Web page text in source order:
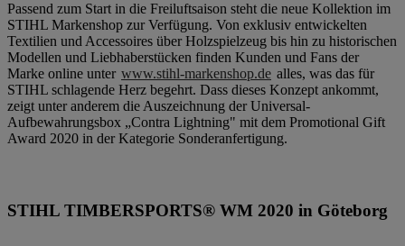
Passend zum Start in die Freiluftsaison steht die neue Kollektion im
STIHL Markenshop zur Verfügung. Von exklusiv entwickelten
Textilien und Accessoires über Holzspielzeug bis hin zu historischen
Modellen und Liebhaberstücken finden Kunden und Fans der
Marke online unter www.stihl-markenshop.de alles, was das für
STIHL schlagende Herz begehrt. Dass dieses Konzept ankommt,
zeigt unter anderem die Auszeichnung der Universal-
Aufbewahrungsbox „Contra Lightning" mit dem Promotional Gift
Award 2020 in der Kategorie Sonderanfertigung.
STIHL TIMBERSPORTS® WM 2020 in Göteborg